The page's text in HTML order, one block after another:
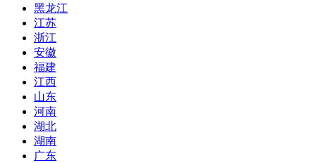
黑龙江
江苏
浙江
安徽
福建
江西
山东
河南
湖北
湖南
广东